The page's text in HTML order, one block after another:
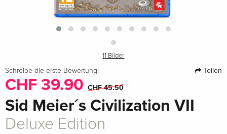
11 Bilder
Schreibe die erste Bewertung! Teilen
CHF 39.90 CHF 45.50
Sid Meier´s Civilization VII
Deluxe Edition